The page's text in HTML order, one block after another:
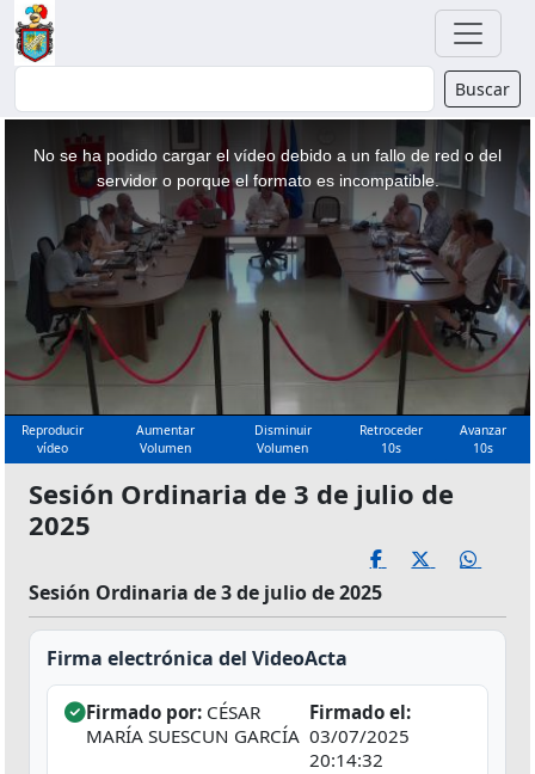
Buscador Buscar
modalNo se ha podido cargar el vídeo debido a un fallo de red o del
servidor o porque el formato es incompatible.
Reproducir
vídeo
Aumentar
Volumen
Disminuir
Volumen
Retroceder
10s
Avanzar
10s
Sesión Ordinaria de 3 de julio de
2025
Sesión Ordinaria de 3 de julio de 2025
Firma electrónica del VideoActa
Firmado por: CÉSAR
MARÍA SUESCUN GARCÍA
Firmado el:
03/07/2025
20:14:32